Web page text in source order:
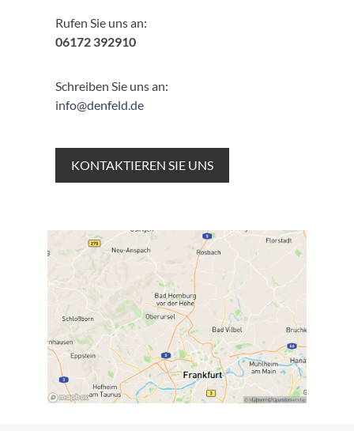
Rufen Sie uns an:
06172 392910
Schreiben Sie uns an:
info@denfeld.de
KONTAKTIEREN SIE UNS